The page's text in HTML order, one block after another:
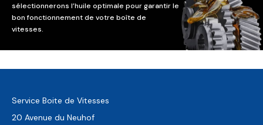
sélectionnerons l’huile optimale pour garantir le
bon fonctionnement de votre boîte de
vitesses.
Service Boite de Vitesses
20 Avenue du Neuhof